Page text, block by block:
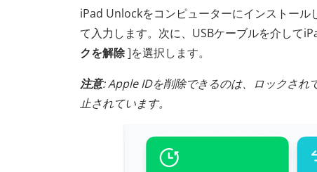
iPad Unlockをコンピューターにインストール
て入力します。次に、USBケーブルを介して
クを解除]を選択します。
注意: Apple IDを削除できるのは、ロックされ
止されています。